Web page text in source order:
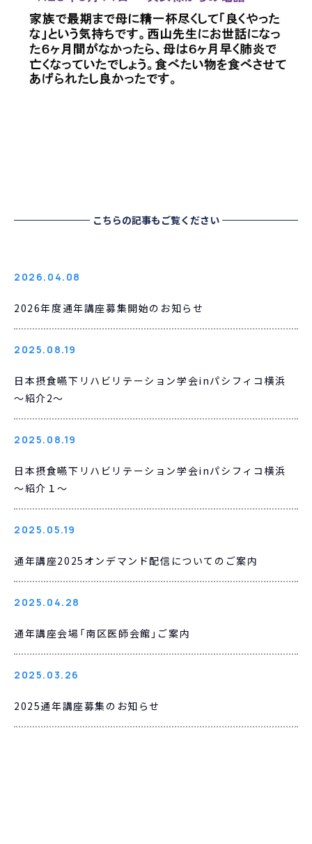
こちらの記事もご覧ください
2026.04.08
2026年度通年講座募集開始のお知らせ
2025.08.19
日本摂食嚥下リハビリテーション学会inパシフィコ横浜
～紹介2～
2025.08.19
日本摂食嚥下リハビリテーション学会inパシフィコ横浜
～紹介１～
2025.05.19
通年講座2025オンデマンド配信についてのご案内
2025.04.28
通年講座会場「南区医師会館」ご案内
2025.03.26
2025通年講座募集のお知らせ